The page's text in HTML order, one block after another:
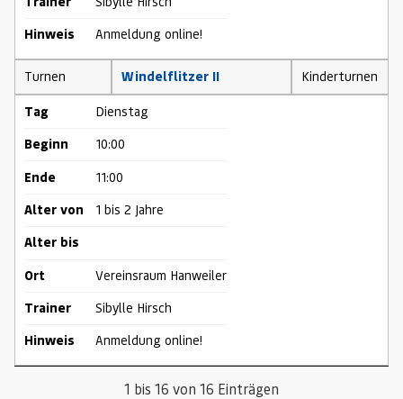
Hinweis Anmeldung online!
Turnen Windelflitzer II Kinderturnen
Tag Dienstag
Beginn 10:00
Ende 11:00
Alter von 1 bis 2 Jahre
Alter bis
Ort Vereinsraum Hanweiler
Trainer Sibylle Hirsch
Hinweis Anmeldung online!
1 bis 16 von 16 Einträgen